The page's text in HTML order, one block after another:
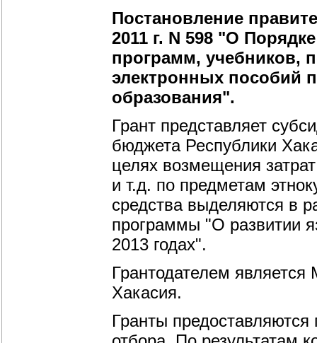
Постановление
2011 г. N 598 "О
программ, учебников,
электронных пособий
образования".
Грант представляет
бюджета Республики
целях возмещения
и т.д. по предметам
средства выделяются в
программы "О развитии
2013 годах".
Грантодателем является
Хакасия.
Гранты предоставляются